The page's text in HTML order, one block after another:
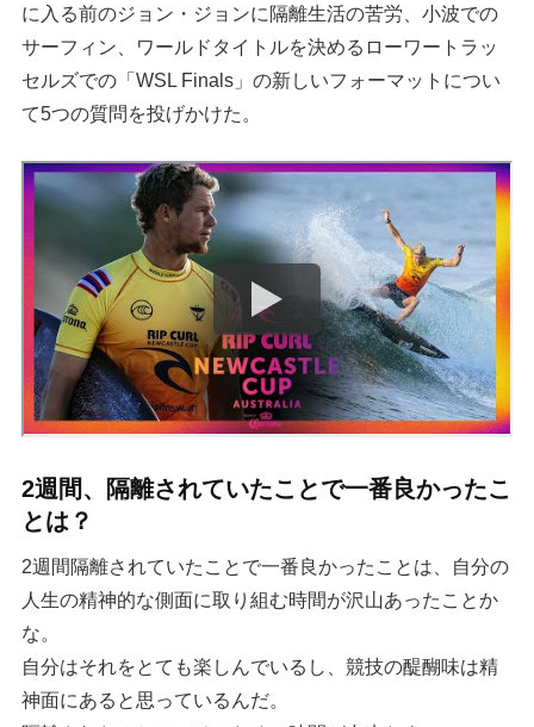
に入る前のジョン・ジョンに隔離生活の苦労、小波での
サーフィン、ワールドタイトルを決めるローワートラッ
セルズでの「WSL Finals」の新しいフォーマットについ
て5つの質問を投げかけた。
2週間、隔離されていたことで一番良かったこ
とは？
2週間隔離されていたことで一番良かったことは、自分の
人生の精神的な側面に取り組む時間が沢山あったことか
な。
自分はそれをとても楽しんでいるし、競技の醍醐味は精
神面にあると思っているんだ。
FOLLOW US ON